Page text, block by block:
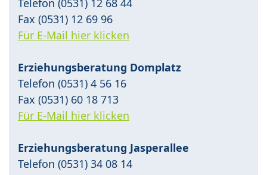
Fax (0531) 12 69 96
Für E-Mail hier klicken
Erziehungsberatung Domplatz
Telefon (0531) 4 56 16
Fax (0531) 60 18 713
Für E-Mail hier klicken
Erziehungsberatung Jasperallee
Telefon (0531) 34 08 14